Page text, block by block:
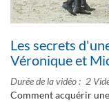
Les secrets
Véronique et
Durée de la vidéo
2
Comment acquérir